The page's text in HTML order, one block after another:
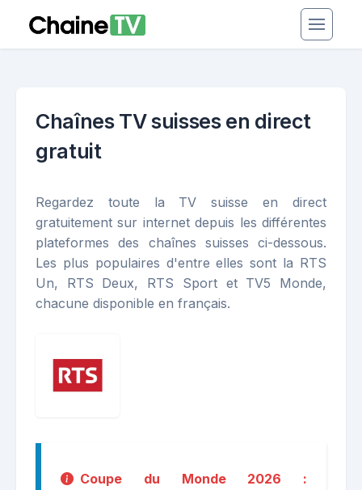
Chaînes TV suisses en direct
gratuit
Regardez toute la TV suisse en direct
gratuitement sur internet depuis les différentes
plateformes des chaînes suisses ci-dessous.
Les plus populaires d'entre elles sont la RTS
Un, RTS Deux, RTS Sport et TV5 Monde,
chacune disponible en français.
Coupe du Monde 2026 :